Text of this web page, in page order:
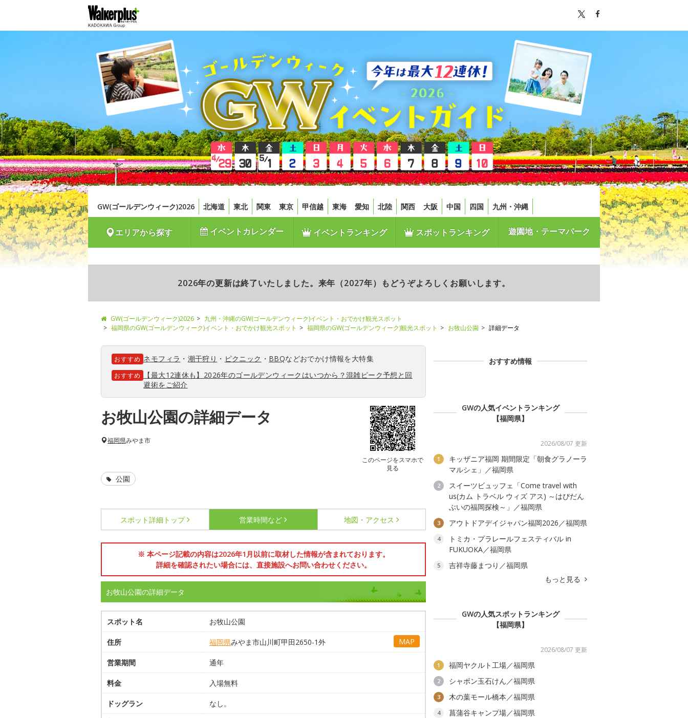
GW(ゴールデンウィーク)2026 北海道 東北 関東 東京 甲信越 東海 愛知 北陸 関西 大阪 中国 四国 九州・沖縄
エリアから探す イベントカレンダー イベントランキング スポットランキング 遊園地・テーマパーク
2026年の更新は終了いたしました。来年（2027年）もどうぞよろしくお願いします。
GW(ゴールデンウィーク)2026
九州・沖縄のGW(ゴールデンウィーク)イベント・おでかけ観光スポット
福岡県のGW(ゴールデンウィーク)イベント・おでかけ観光スポット
福岡県のGW(ゴールデンウィーク)観光スポット お牧山公園 詳細データ
おすすめ ネモフィラ ・ 潮干狩り ・ ピクニック ・ BBQなどおでかけ情報を大特集
おすすめ
【最大12連休も】2026年のゴールデンウィークはいつから？混雑ピーク予想と回
避術をご紹介
お牧山公園の詳細データ
このページをスマホで
見る
福岡県みやま市
公園
スポット詳細 トップ 営業時間など 地図・アクセス
※ 本ページ記載の内容は2026年1月以前に取材した情報が含まれております。
詳細を確認されたい場合には、直接施設へお問い合わせください。
お牧山公園の詳細データ
スポット名 お牧山公園
住所 福岡県みやま市山川町甲田2650-1外 MAP
営業期間 通年
料金 入場無料
ドッグラン なし。
おすすめ情報
GWの人気イベントランキング
【福岡県】
2026/08/07 更新
1
キッザニア福岡 期間限定「朝食グラノーラ
マルシェ」／福岡県
2
スイーツビュッフェ「Come travel with
us(カム トラベル ウィズ アス) ～はぴだん
ぶいの福岡探検～」／福岡県
3 アウトドアデイジャパン福岡2026／福岡県
4
トミカ・プラレールフェスティバル in
FUKUOKA／福岡県
5
吉祥寺藤まつり／福岡県
もっと見る
GWの人気スポットランキング
【福岡県】
2026/08/07 更新
1 福岡ヤクルト工場／福岡県
2 シャボン玉石けん／福岡県
3 木の葉モール橋本／福岡県
4 菖蒲谷キャンプ場／福岡県